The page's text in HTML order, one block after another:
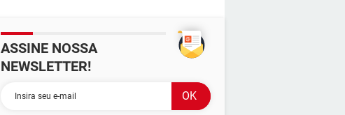
ASSINE NOSSA
NEWSLETTER!